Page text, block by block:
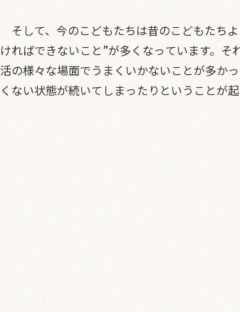
そして、今のこどもたちは昔のこどもたち
ければできないこと”が多くなっています。そ
活の様々な場面でうまくいかないことが多か
くない状態が続いてしまったりということが起